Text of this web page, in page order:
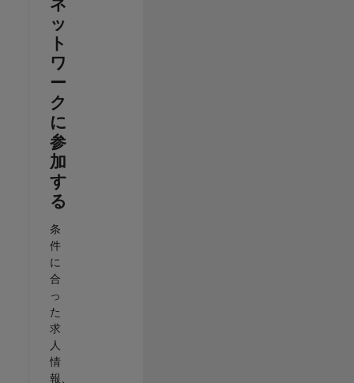
ッ
ト
ワ
ー
ク
に
参
加
す
る
条
件
に
合
っ
た
求
人
情
報、